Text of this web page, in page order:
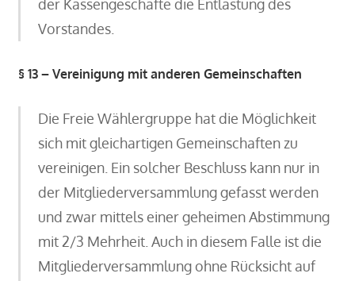
der Kassengeschäfte die Entlastung des
Vorstandes.
§ 13 – Vereinigung mit anderen Gemeinschaften
Die Freie Wählergruppe hat die Möglichkeit
sich mit gleichartigen Gemeinschaften zu
vereinigen. Ein solcher Beschluss kann nur in
der Mitgliederversammlung gefasst werden
und zwar mittels einer geheimen Abstimmung
mit 2/3 Mehrheit. Auch in diesem Falle ist die
Mitgliederversammlung ohne Rücksicht auf